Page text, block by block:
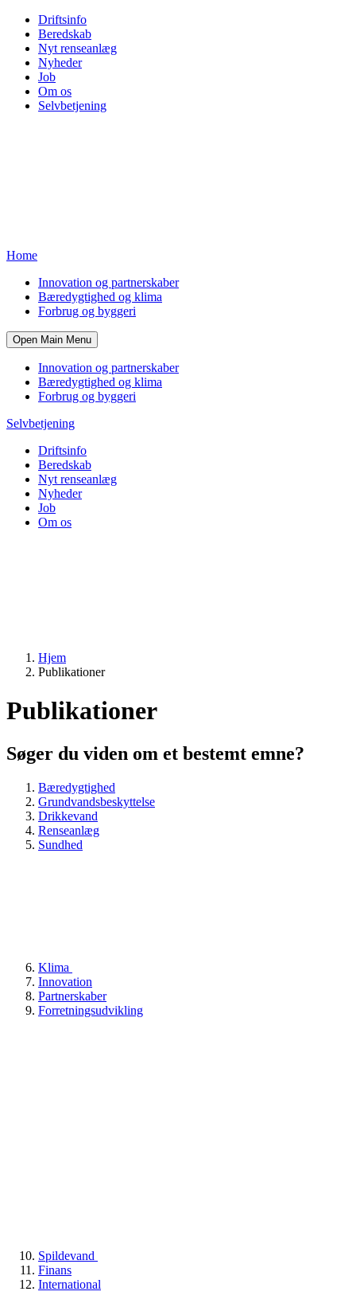
Driftsinfo
Beredskab
Nyt renseanlæg
Nyheder
Job
Om os
Selvbetjening
Home
Innovation og partnerskaber
Bæredygtighed og klima
Forbrug og byggeri
Open Main Menu
Innovation og partnerskaber
Bæredygtighed og klima
Forbrug og byggeri
Selvbetjening
Driftsinfo
Beredskab
Nyt renseanlæg
Nyheder
Job
Om os
Hjem
Publikationer
Publikationer
Søger du viden om et bestemt emne?
Bæredygtighed
Grundvandsbeskyttelse
Drikkevand
Renseanlæg
Sundhed
Klima
Innovation
Partnerskaber
Forretningsudvikling
Spildevand
Finans
International